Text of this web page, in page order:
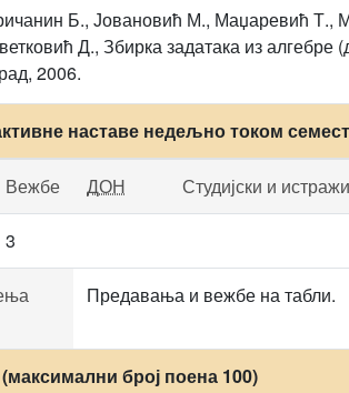
Б., Јовановић М., Маџаревић Т.,
Д., Збирка задатака из алгебре
2006.
наставе недељно током
Вежбе ДОН Студијски и
3
Предавања и вежбе на табли.
број поена 100)